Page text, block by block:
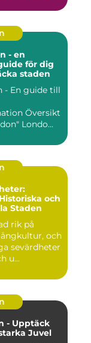
- en
för dig
staden
- En guide till
av "åka till London" Londo...
och
Staden
rik på
och
sevärdheter
u...
- Upptäck
Juvel